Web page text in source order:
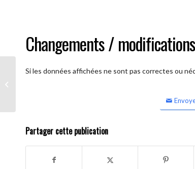
Changements / modifications
Si les données affichées ne sont pas correctes ou
Partager cette publication